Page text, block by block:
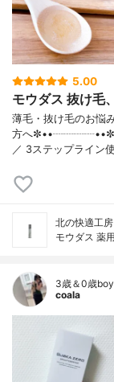
5.00
モウダス 抜け毛
薄毛・抜け毛のお悩
方へ
／ 3ステップライン
北の快適工房
モウダス 薬
3歳＆0歳
coala